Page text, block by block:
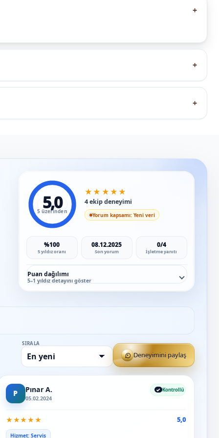
+
+
+
5,0
5 üzerinden
★ ★ ★ ★ ★
4 ekip deneyimi
Yorum kapsamı: Yeni veri
%100
5 yıldız oranı
08.12.2025
Son yorum
0/4
İşletme yanıtı
Puan dağılımı
5–1 yıldız detayını göster
SIRALA
Deneyimini paylaş
P Pınar A.
05.02.2024
Kontrollü
★★★★★ 5,0
Hizmet: Servis